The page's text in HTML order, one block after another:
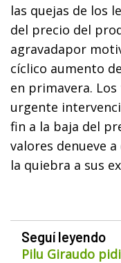
las quejas de los
del precio del
agravadapor
cíclico aumento
en primavera.
urgente
fin a la baja del
valores denueve
la quiebra a sus
Seguí leyendo
Pilu Giraudo